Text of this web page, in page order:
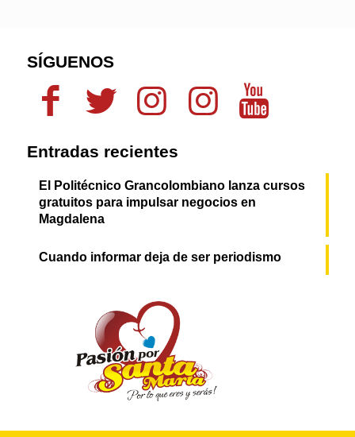
SÍGUENOS
Entradas recientes
El Politécnico Grancolombiano lanza cursos
gratuitos para impulsar negocios en
Magdalena
Cuando informar deja de ser periodismo